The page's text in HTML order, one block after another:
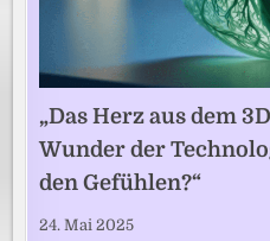
„Das Herz aus dem
Wunder der
den Gefühlen?“
24. Mai 2025